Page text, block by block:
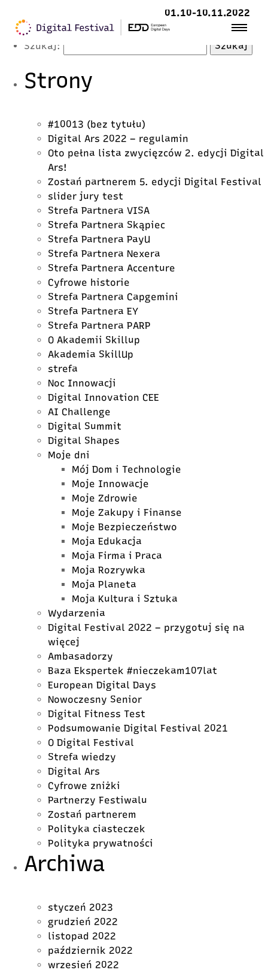
01.10-10.11.2022
Latest Posts
Szukaj:
Strony
#10013 (bez tytułu)
Digital Ars 2022 – regulamin
Oto pełna lista zwycięzców 2. edycji Digital
Ars!
Zostań partnerem 5. edycji Digital Festival
slider jury test
Strefa Partnera VISA
Strefa Partnera Skąpiec
Strefa Partnera PayU
Strefa Partnera Nexera
Strefa Partnera Accenture
Cyfrowe historie
Strefa Partnera Capgemini
Strefa Partnera EY
Strefa Partnera PARP
O Akademii Skillup
Akademia SkillUp
strefa
Noc Innowacji
Digital Innovation CEE
AI Challenge
Digital Summit
Digital Shapes
Moje dni
Mój Dom i Technologie
Moje Innowacje
Moje Zdrowie
Moje Zakupy i Finanse
Moje Bezpieczeństwo
Moja Edukacja
Moja Firma i Praca
Moja Rozrywka
Moja Planeta
Moja Kultura i Sztuka
Wydarzenia
Digital Festival 2022 – przygotuj się na
więcej
Ambasadorzy
Baza Ekspertek #nieczekam107lat
European Digital Days
Nowoczesny Senior
Digital Fitness Test
Podsumowanie Digital Festival 2021
O Digital Festival
Strefa wiedzy
Digital Ars
Cyfrowe zniżki
Partnerzy Festiwalu
Zostań partnerem
Polityka ciasteczek
Polityka prywatności
Archiwa
styczeń 2023
grudzień 2022
listopad 2022
październik 2022
wrzesień 2022